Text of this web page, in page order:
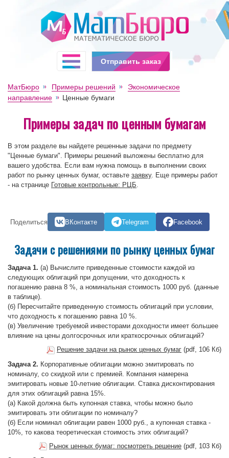
МатБюро Примеры решений
Экономическое
направление
Ценные бумаги
Примеры задач по ценным бумагам
В этом разделе вы найдете решенные задачи по предмету
"Ценные бумаги". Примеры решений выложены бесплатно для
вашего удобства. Если вам нужна помощь в выполнении своих
работ по рынку ценных бумаг, оставьте заявку. Еще примеры работ
- на странице Готовые контрольные: РЦБ.
Поделиться ВКонтакте Telegram Facebook
Задачи с решениями по рынку ценных бумаг
Задача 1. (а) Вычислите приведенные стоимости каждой из
следующих облигаций при допущении, что доходность к
погашению равна 8 %, а номинальная стоимость 1000 руб. (данные
в таблице).
(б) Пересчитайте приведенную стоимость облигаций при условии,
что доходность к погашению равна 10 %.
(в) Увеличение требуемой инвесторами доходности имеет большее
влияние на цены долгосрочных или краткосрочных облигаций?
Решение задачи на рынок ценных бумаг (pdf, 106 Кб)
Задача 2. Корпоративные облигации можно эмитировать по
номиналу, со скидкой или с премией. Компания намерена
эмитировать новые 10-летние облигации. Ставка дисконтирования
для этих облигаций равна 15%.
(а) Какой должна быть купонная ставка, чтобы можно было
эмитировать эти облигации по номиналу?
(б) Если номинал облигации равен 1000 руб., а купонная ставка -
10%, то какова теоретическая стоимость этих облигаций?
Рынок ценных бумаг: посмотреть решение (pdf, 103 Кб)
Отправить заказ